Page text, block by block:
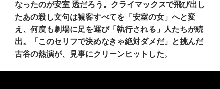
なったのが安室 透だろう。クライマックスで飛び出し
たあの殺し文句は観客すべてを「安室の女」へと変
え、何度も劇場に足を運び「執行される」人たちが続
出。「このセリフで決めなきゃ絶対ダメだ」と挑んだ
古谷の熱演が、見事にクリーンヒットした。